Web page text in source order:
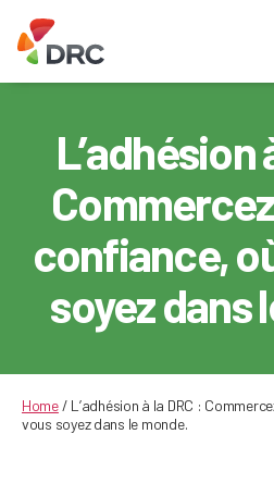
Dispute
Resolution
Corporation
L’adhésion
confiance,
soyez dans
Home/ L’adhésion à la DRC :
vous soyez dans le monde.